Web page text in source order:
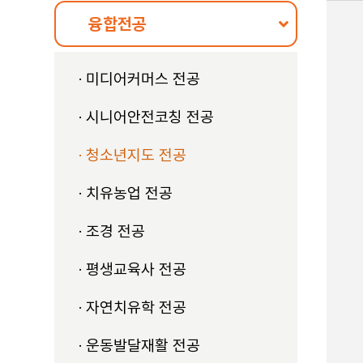
융합전공
미디어커머스 전공
시니어안전코칭 전공
청소년지도 전공
치유농업 전공
조경 전공
평생교육사 전공
자연치유학 전공
운동발달재활 전공